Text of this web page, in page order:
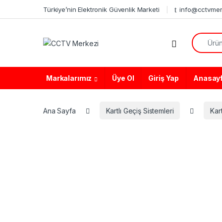
Türkiye’nin Elektronik Güvenlik Marketi
Search
Markalarımız Üye Ol Giriş Yap
Ana Sayfa Kartlı Geçiş Sistemleri